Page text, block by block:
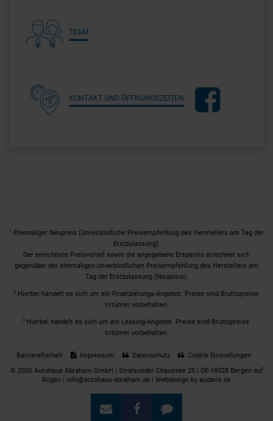
TEAM
KONTAKT UND ÖFFNUNGSZEITEN
1
Ehemaliger Neupreis (Unverbindliche Preisempfehlung des Herstellers am Tag der
Erstzulassung).
Der errechnete Preisvorteil sowie die angegebene Ersparnis errechnet sich
gegenüber der ehemaligen unverbindlichen Preisempfehlung des Herstellers am
Tag der Erstzulassung (Neupreis).
2 Hierbei handelt es sich um ein Finanzierungs-Angebot. Preise sind Bruttopreise.
Irrtümer vorbehalten.
3 Hierbei handelt es sich um ein Leasing-Angebot. Preise sind Bruttopreise.
Irrtümer vorbehalten.
Barrierefreiheit Impressum Datenschutz
Cookie Einstellungen
© 2026 Autohaus Abraham GmbH | Stralsunder Chaussee 25 | DE-18528 Bergen auf
Rügen | info@autohaus-abraham.de | Webdesign by audaris.de